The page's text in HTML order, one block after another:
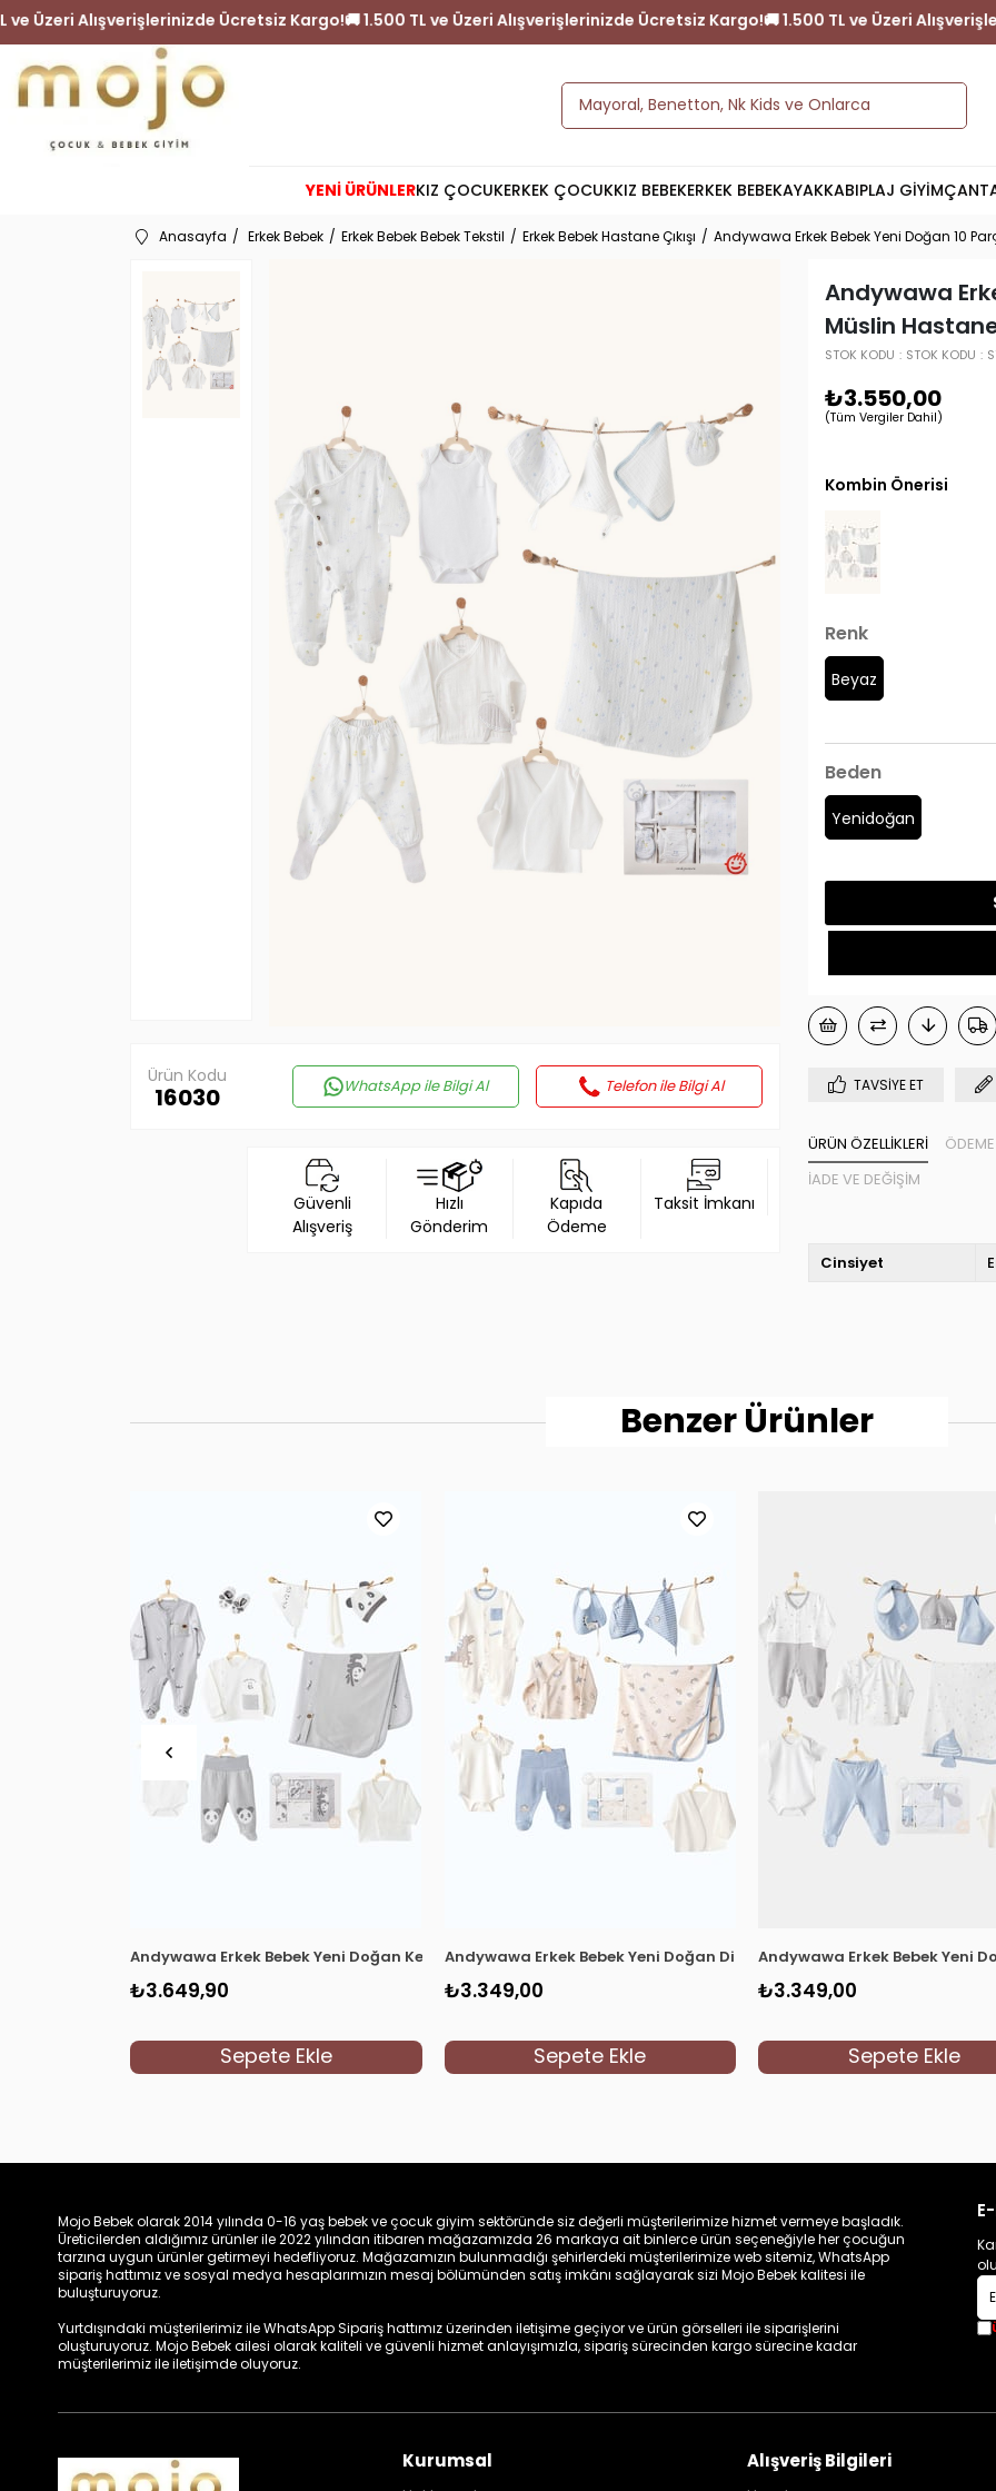
1.500 TL ve Üzeri Alışverişlerinizde Ücretsiz Kargo!🚚 1.500 TL ve Üzeri Alışverişlerinizde Ücretsiz Kargo!🚚 1.500 TL ve
YENİ ÜRÜNLERKIZ ÇOCUKERKEK ÇOCUKKIZ BEBEKERKEK BEBEKAYAKKABIPLAJ GİYİM
Anasayfa Erkek Bebek Erkek Bebek Bebek Tekstil Erkek Bebek Hastane Çıkışı Andywawa Erkek Bebek Yeni Doğan 10
Ürün Kodu
16030 WhatsApp ile Bilgi Al Telefon ile Bilgi Al
Güvenli
Alışveriş
Hızlı
Gönderim
Kapıda
Ödeme
Taksit İmkanı
Andywawa
Müslin Hastane
STOK KODU STOK KODU
₺3.550,00
(Tüm Vergiler Dahil)
Kombin Önerisi
Renk
Beyaz
Beden
Yenidoğan
TAVSIYE ET
ÜRÜN ÖZELLIKLERI
İADE VE DEĞIŞIM
Cinsiyet
Benzer Ürünler
Andywawa Erkek Bebek Yeni Doğan Keep Smiling 10 Parça Hastane Çıkışı Gri
₺3.649,90
Sepete Ekle
Andywawa Erkek Bebek Yeni Doğan Dino 10 Parça Hastane Çıkışı Bej
₺3.349,00
Sepete Ekle
Andywawa Erkek Bebek Yeni
₺3.349,00
Sepete Ekle
Mojo Bebek olarak 2014 yılında 0-16 yaş bebek ve çocuk giyim sektöründe siz değerli müşterilerimize hizmet vermeye başladık.
Üreticilerden aldığımız ürünler ile 2022 yılından itibaren mağazamızda 26 markaya ait binlerce ürün seçeneğiyle her çocuğun
tarzına uygun ürünler getirmeyi hedefliyoruz. Mağazamızın bulunmadığı şehirlerdeki müşterilerimize web sitemiz, WhatsApp
sipariş hattımız ve sosyal medya hesaplarımızın mesaj bölümünden satış imkânı sağlayarak sizi Mojo Bebek kalitesi ile
buluşturuyoruz.
Yurtdışındaki müşterilerimiz ile WhatsApp Sipariş hattımız üzerinden iletişime geçiyor ve ürün görselleri ile siparişlerini
oluşturuyoruz. Mojo Bebek ailesi olarak kaliteli ve güvenli hizmet anlayışımızla, sipariş sürecinden kargo sürecine kadar
müşterilerimiz ile iletişimde oluyoruz.
Kurumsal Alışveriş Bilgileri